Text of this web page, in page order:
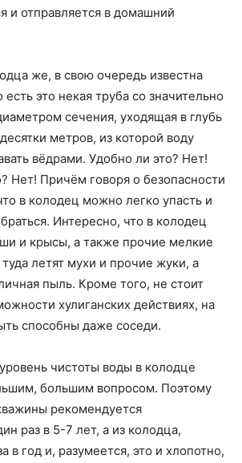
и отправляется в домашний
же, в свою очередь известна
это некая труба со значительно
сечения, уходящая в глубь
метров, из которой воду
вёдрами. Удобно ли это? Нет!
Нет! Причём говоря о безопасности
в колодец можно легко упасть и
Интересно, что в колодец
и крысы, а также прочие мелкие
летят мухи и прочие жуки, а
пыль. Кроме того, не стоит
хулиганских действиях, на
способны даже соседи.
чистоты воды в колодце
большим вопросом. Поэтому
рекомендуется
раз в 5-7 лет, а из колодца,
в год и, разумеется, это и хлопотно,